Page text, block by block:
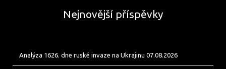
Nejnovější příspěvky
Analýza 1626. dne ruské invaze na Ukrajinu 07.08.2026